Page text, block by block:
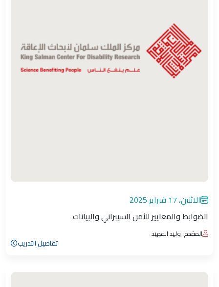
الاثنين، 17 فبراير 2025
الضوابط والمعايير للأمن السيبراني والبيانات
المقدم: وليد الفهيد
تفاصيل التدريب